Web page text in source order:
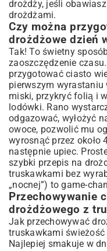
drożdży, jeśli
drożdżami.
Czy można
drożdżowe dzień
Tak! To świetny
zaoszczędzenie
przygotować ciasto
pierwszym wyrastaniu
miski, przykryć folią i
lodówki. Rano
odgazować, wyłożyć
owoce, pozwolić mu
wyrosnąć przez około
następnie upiec.
szybki przepis na
truskawkami bez
„nocnej”) to game-
Przechowywanie
drożdżowego z
Jak przechowywać
truskawkami świeżość
Najlepiej smakuje w